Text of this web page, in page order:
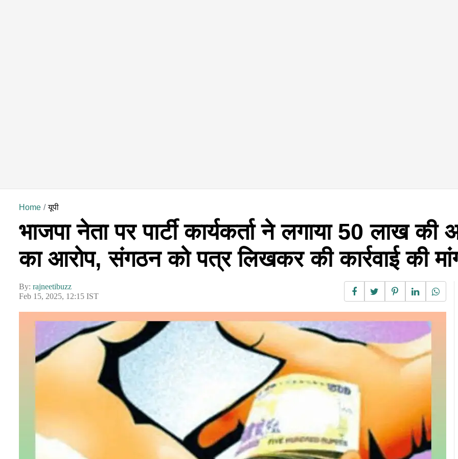
Home यूपी
भाजपा नेता पर पार्टी कार्यकर्ता ने लगाया 50 लाख
का आरोप, संगठन को पत्र लिखकर की कार्रवाई की
By: rajneetibuzz
Feb 15, 2025, 12:15 IST